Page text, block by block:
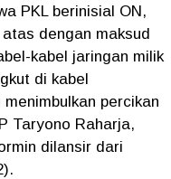
PKL berinisial ON,
dengan maksud
kabel jaringan milik
di kabel
percikan
Taryono Raharja,
dilansir dari